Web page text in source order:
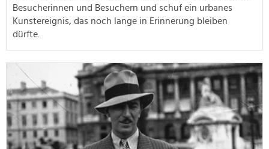
Besucherinnen und Besuchern und schuf ein urbanes
Kunstereignis, das noch lange in Erinnerung bleiben
dürfte.